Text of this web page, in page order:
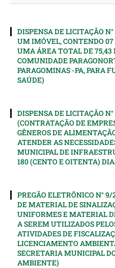
DISPENSA DE LICITAÇÃO
UM IMÓVEL, CONTENDO 07
UMA ÁREA TOTAL DE 75,43
COMUNIDADE
PARAGOMINAS -PA, PARA
SAÚDE)
DISPENSA DE LICITAÇÃO
(CONTRATAÇÃO DE
GÊNEROS DE
ATENDER AS
MUNICIPAL DE
180 (CENTO E OITENTA)
PREGÃO ELETRÔNICO N°
DE MATERIAL DE
UNIFORMES E MATERIAL
A SEREM UTILIZADOS
ATIVIDADES DE
LICENCIAMENTO
SECRETARIA MUNICIPAL
AMBIENTE)